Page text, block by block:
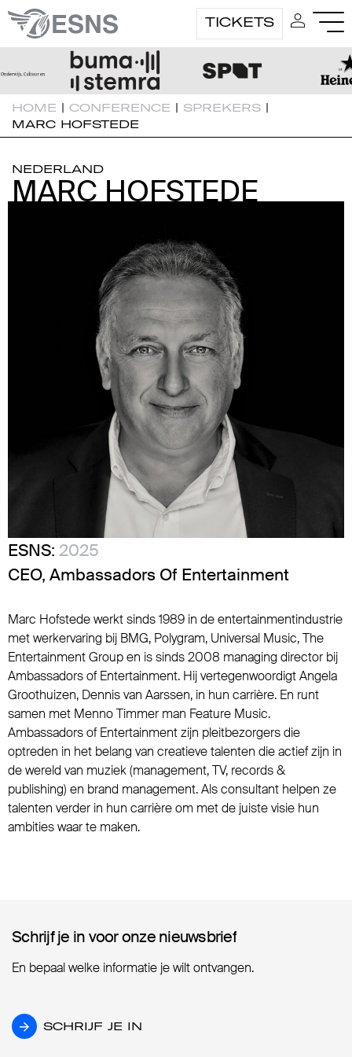
TICKETS
HOME | CONFERENCE | SPREKERS |
MARC HOFSTEDE
NEDERLAND
MARC HOFSTEDE
MARC HOFSTEDE
ESNS: 2025
CEO, Ambassadors Of Entertainment
Marc Hofstede werkt sinds 1989 in de entertainmentindustrie
met werkervaring bij BMG, Polygram, Universal Music, The
Entertainment Group en is sinds 2008 managing director bij
Ambassadors of Entertainment. Hij vertegenwoordigt Angela
Groothuizen, Dennis van Aarssen, in hun carrière. En runt
samen met Menno Timmer man Feature Music.
Ambassadors of Entertainment zijn pleitbezorgers die
optreden in het belang van creatieve talenten die actief zijn in
de wereld van muziek (management, TV, records &
publishing) en brand management. Als consultant helpen ze
talenten verder in hun carrière om met de juiste visie hun
ambities waar te maken.
Schrijf je in voor onze nieuwsbrief
Schrijf je in voor onze nieuwsbrief
En bepaal welke informatie je wilt ontvangen.
SCHRIJF JE IN
SCHRIJF JE IN